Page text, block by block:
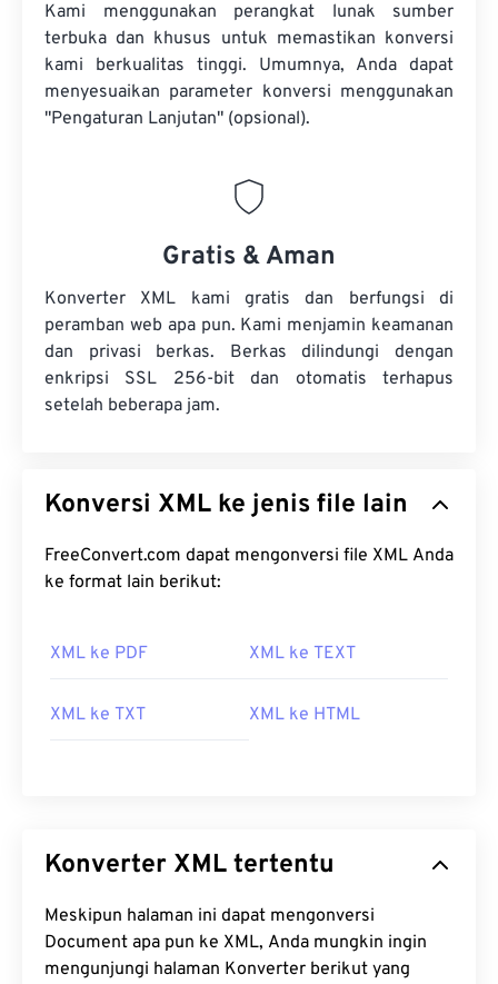
Kami menggunakan perangkat lunak sumber
terbuka dan khusus untuk memastikan konversi
kami berkualitas tinggi. Umumnya, Anda dapat
menyesuaikan parameter konversi menggunakan
"Pengaturan Lanjutan" (opsional).
Gratis & Aman
Konverter XML kami gratis dan berfungsi di
peramban web apa pun. Kami menjamin keamanan
dan privasi berkas. Berkas dilindungi dengan
enkripsi SSL 256-bit dan otomatis terhapus
setelah beberapa jam.
Konversi XML ke jenis file lain
FreeConvert.com dapat mengonversi file XML Anda
ke format lain berikut:
XML ke PDF XML ke TEXT
XML ke TXT XML ke HTML
Konverter XML tertentu
Meskipun halaman ini dapat mengonversi
Document apa pun ke XML, Anda mungkin ingin
mengunjungi halaman Konverter berikut yang